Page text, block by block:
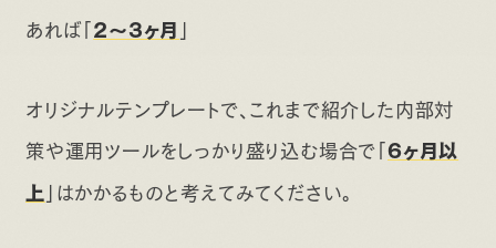
あれば「2〜3ヶ月 」
オリジナルテンプレートで、これまで紹介した内部対
策や運用ツールをしっかり盛り込む場合で「6ヶ月以
上」はかかるものと考えてみてください。